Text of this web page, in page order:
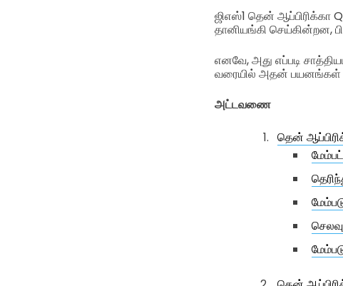
ஜிஎஸ்1 தென் ஆப்பிரிக்கா
தானியங்கி செய்கின்றன,
எனவே, அது எப்படி
வரையில் அதன் பயனங்கள்
அட்டவணை
தென்